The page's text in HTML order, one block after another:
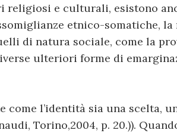
religiosi e culturali, esistono
etnico-somatiche, la
di natura sociale, come la
ulteriori forme di
l’identità sia una scelta,
Torino,2004, p. 20.)).